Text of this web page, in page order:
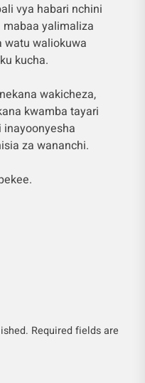
vya habari nchini
yalimaliza
watu waliokuwa
kucha.
wakicheza,
kwamba tayari
za wananchi.
Required fields are